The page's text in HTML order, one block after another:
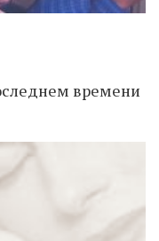
времени